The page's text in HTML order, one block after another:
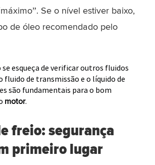
Se o nível estiver baixo,
de óleo recomendado pelo
esqueça de verificar outros fluidos
fluido de transmissão e o líquido de
são fundamentais para o bom
motor.
freio: segurança
primeiro lugar